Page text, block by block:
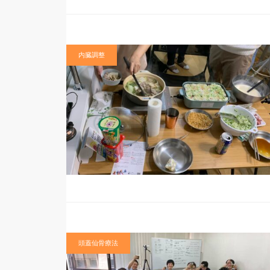
内臓調整
頭蓋仙骨療法